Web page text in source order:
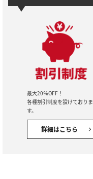
最大20％OFF！
各種割引制度を設けておりま
す。
詳細はこちら